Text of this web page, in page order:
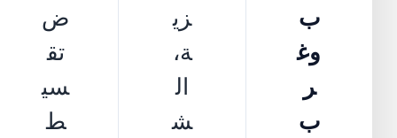
ب
وغ
ر
ب
زي
ة،
ال
ش
ض
تق
سي
ط